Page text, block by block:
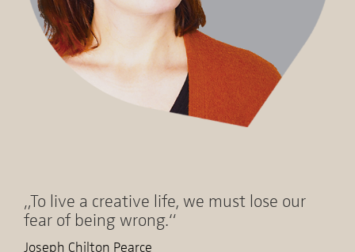
„To live a creative life, we must lose our
fear of being wrong.“
Joseph Chilton Pearce